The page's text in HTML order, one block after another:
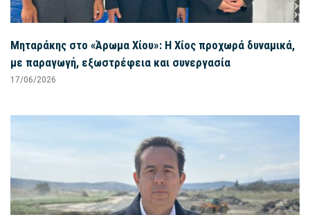
Μηταράκης στο «Άρωμα Χίου»: Η Χίος προχωρά δυναμικά,
με παραγωγή, εξωστρέφεια και συνεργασία
17/06/2026